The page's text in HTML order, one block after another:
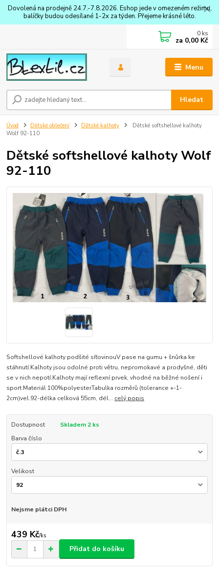
Dovolená na prodejně 24.7.-7.8.2026. Eshop jede v omezeném režimu,
balíčky budou odesílané 1-2x za týden. Přejeme krásné léto.
Menu
Hledat
0 ks
za 0,00 Kč
Úvod Dětské oblečení Dětské kalhoty
Dětské softshellové kalhoty
Wolf 92-110
Dětské softshellové kalhoty Wolf
92-110
Softshellové kalhoty podšité síťovinouV pase na gumu + šnůrka ke
stáhnutí.Kalhoty jsou odolné proti větru, nepromokavé a prodyšné, děti
se v nich nepotí.Kalhoty mají reflexní prvek, vhodné na běžné nošení i
sport.Materiál 100%polyesterTabulka rozměrů (tolerance +-1-
2cm)vel.92-délka celková 55cm, dél... celý popis
Dostupnost
Skladem 2 ks
Barva číslo
Velikost
Nejsme plátci DPH
439 Kč/ks
Přidat do košíku